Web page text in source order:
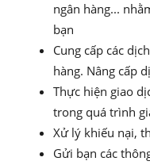
ngân hàng...
bạn
Cung cấp các
hàng. Nâng cấp
Thực hiện giao
trong quá trình
Xử lý khiếu nại,
Gửi bạn các